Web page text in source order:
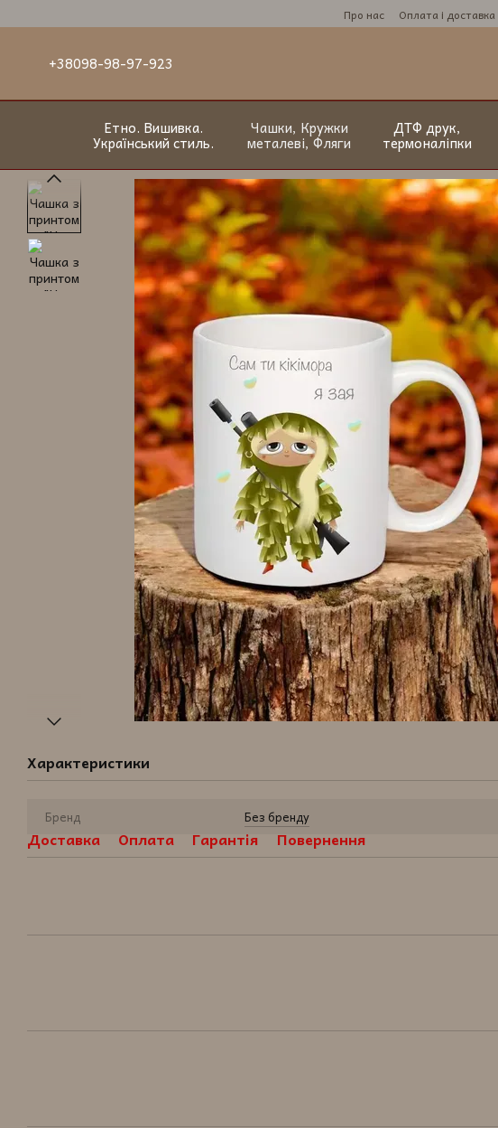
Про нас Оплата і доставка
+38098-98-97-923
Етно. Вишивка.
Український стиль.
Чашки, Кружки
металеві, Фляги
ДТФ друк,
термоналіпки
Характеристики
Бренд Без бренду
Доставка Оплата Гарантія Повернення